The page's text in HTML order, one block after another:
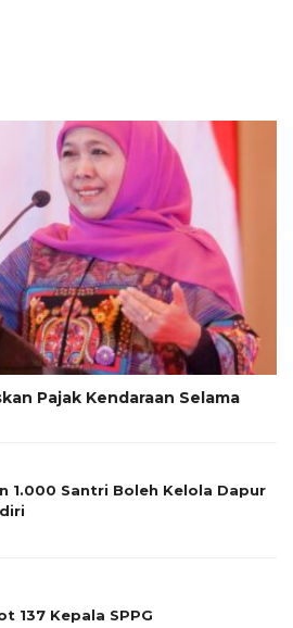
Pajak Kendaraan Selama
1.000 Santri Boleh Kelola Dapur
137 Kepala SPPG